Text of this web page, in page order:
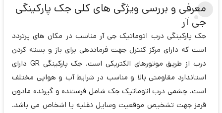
معرفی و بررسی ویژگی های کلی جک پارکینگی
جی آر
جک پارکینگی درب اتوماتیک جی آر مناسب در مکان های پرتردد
است که دارای مرکز کنترل جهت فرماندهی برای باز و بسته کردن
درب از طریق موتورهای الکتریکی است. جک پارکینگی GR دارای
استاندارد مقاومتی بالا و مناسب در شرایط آب و هوایی مختلف
است. چشمی درب اتوماتیک جک شامل فرستنده و گیرنده مادون
قرمز جهت تشخیص موقعیت وسایل نقلیه یا اشخاص می باشد.